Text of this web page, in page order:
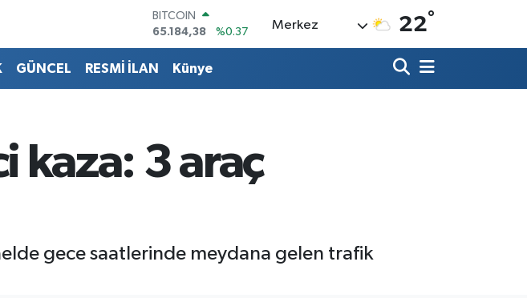
DOLAR
EURO
55,1823
%-0.06
6664.02
%0.05
BİST100
Merkez 22°
GÜNCEL RESMİ İLAN Künye
kaza: 3 araç
gece saatlerinde meydana gelen trafik